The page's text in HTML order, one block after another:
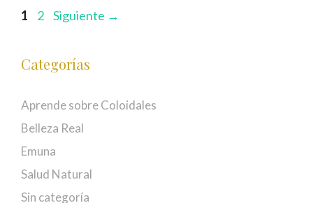
Página
1 Página
2 Siguiente →
Categorías
Aprende sobre Coloidales
Belleza Real
Emuna
Salud Natural
Sin categoría